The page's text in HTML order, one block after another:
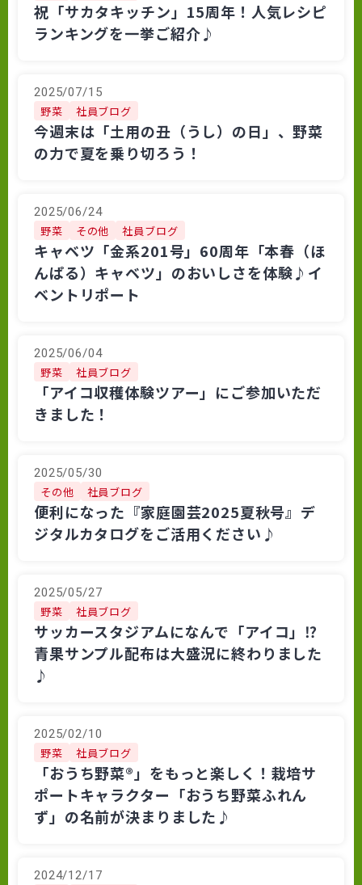
祝「サカタキッチン」15周年！人気レシピ
ランキングを一挙ご紹介♪
2025/07/15
野菜 社員ブログ
今週末は「土用の丑（うし）の日」、野菜
の力で夏を乗り切ろう！
2025/06/24
野菜 その他 社員ブログ
キャベツ「金系201号」60周年「本春（ほ
んぱる）キャベツ」のおいしさを体験♪イ
ベントリポート
2025/06/04
野菜 社員ブログ
「アイコ収穫体験ツアー」にご参加いただ
きました！
2025/05/30
その他 社員ブログ
便利になった『家庭園芸2025夏秋号』デ
ジタルカタログをご活用ください♪
2025/05/27
野菜 社員ブログ
サッカースタジアムになんで「アイコ」⁉
青果サンプル配布は大盛況に終わりました
♪
2025/02/10
野菜 社員ブログ
「おうち野菜®」をもっと楽しく！栽培サ
ポートキャラクター「おうち野菜ふれん
ず」の名前が決まりました♪
2024/12/17